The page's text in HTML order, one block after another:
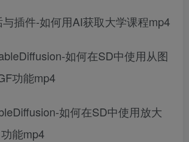
插件-如何用AI获取大学课程mp4
如何在SD中使用从图
功能mp4
如何在SD中使用放大
功能mp4